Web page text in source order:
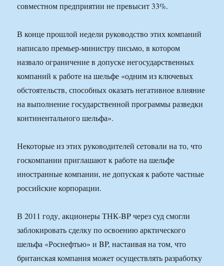
совместном предприятии не превысит 33%.
В конце прошлой недели руководство этих компаний
написало премьер-министру письмо, в котором
назвало ограничение в допуске негосударственных
компаний к работе на шельфе «одним из ключевых
обстоятельств, способных оказать негативное влияние
на выполнение государственной программы разведки
континентального шельфа».
Некоторые из этих руководителей сетовали на то, что
госкомпании приглашают к работе на шельфе
иностранные компании, не допуская к работе частные
российские корпорации.
В 2011 году, акционеры ТНК-BP через суд смогли
заблокировать сделку по освоению арктического
шельфа «Роснефтью» и BP, настаивая на том, что
британская компания может осуществлять разработку